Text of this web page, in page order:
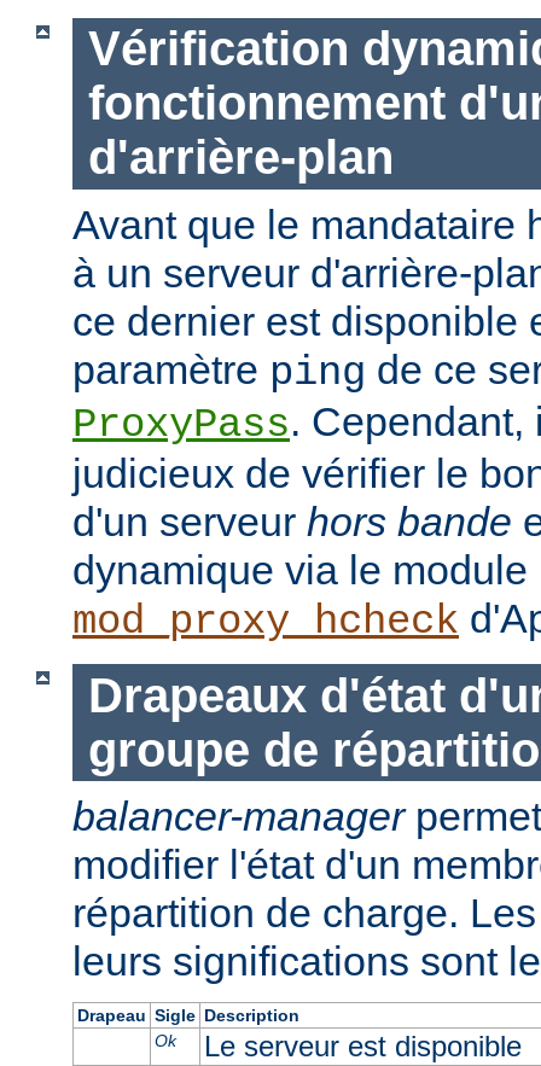
Vérification
fonctionnement
d'arrière-plan
Avant que le mandataire
à un serveur d'arrière-
ce dernier est disponible
paramètre ping de ce
ProxyPass. Cependant,
judicieux de vérifier le
d'un serveur hors bande
dynamique via le module
mod_proxy_hcheck
Drapeaux d'état
groupe de
balancer-manager
modifier l'état d'un
répartition de charge.
leurs significations sont
Drapeau Sigle Description
Ok
Le serveur est disponible